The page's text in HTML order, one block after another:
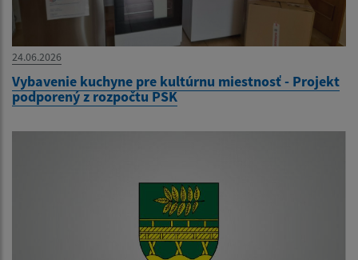
24.06.2026
Vybavenie kuchyne pre kultúrnu miestnosť - Projekt
podporený z rozpočtu PSK